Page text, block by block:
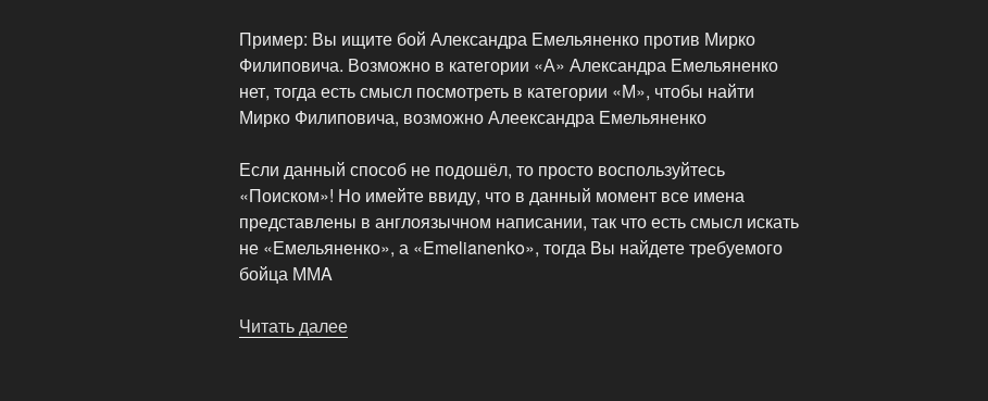
Пример: Вы ищите бой Александра Емельяненко против Мирко
Филиповича. Возможно в категории «А» Александра Емельяненко
нет, тогда есть смысл посмотреть в категории «М», чтобы найти
Мирко Филиповича, возможно Алеександра Емельяненко
Если данный способ не подошёл, то просто воспользуйтесь
«Поиском»! Но имейте ввиду, что в данный момент все имена
представлены в англоязычном написании, так что есть смысл искать
не «Емельяненко», а «Emelianenko», тогда Вы найдете требуемого
бойца ММA
Читать далее